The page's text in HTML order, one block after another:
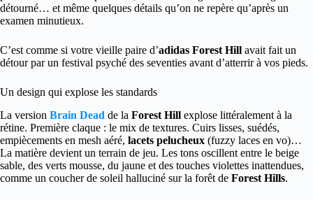
détourné… et même quelques détails qu’on ne repère qu’après un
examen minutieux.
C’est comme si votre vieille paire d’adidas Forest Hill avait fait un
détour par un festival psyché des seventies avant d’atterrir à vos pieds.
Un design qui explose les standards
La version Brain Dead de la Forest Hill explose littéralement à la
rétine. Première claque : le mix de textures. Cuirs lisses, suédés,
empiècements en mesh aéré, lacets pelucheux (fuzzy laces en vo)…
La matière devient un terrain de jeu. Les tons oscillent entre le beige
sable, des verts mousse, du jaune et des touches violettes inattendues,
comme un coucher de soleil halluciné sur la forêt de Forest Hills.